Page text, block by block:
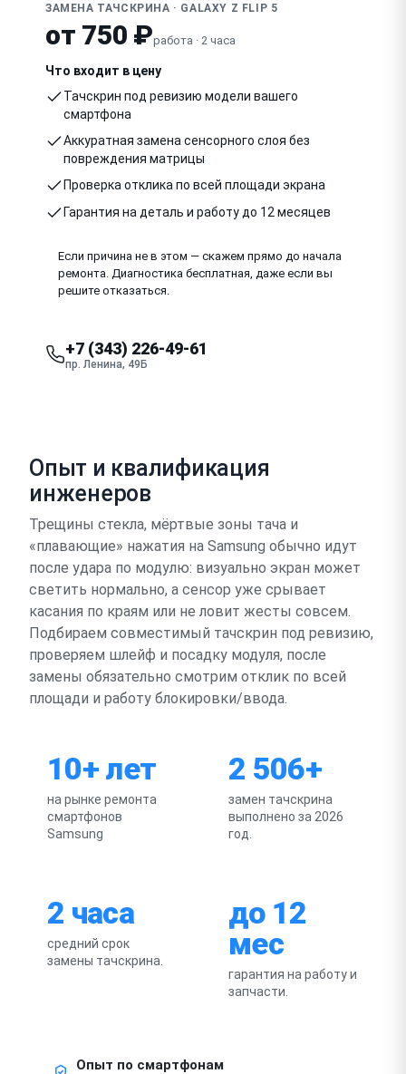
ЗАМЕНА ТАЧСКРИНА · GALAXY Z FLIP 5
от 750 ₽работа · 2 часа
Что входит в цену
Тачскрин под ревизию модели вашего
смартфона
Аккуратная замена сенсорного слоя без
повреждения матрицы
Проверка отклика по всей площади экрана
Гарантия на деталь и работу до 12 месяцев
Если причина не в этом — скажем прямо до начала
ремонта. Диагностика бесплатная, даже если вы
решите отказаться.
+7 (343) 226-49-61
пр. Ленина, 49Б
Опыт и квалификация
инженеров
Трещины стекла, мёртвые зоны тача и
«плавающие» нажатия на Samsung обычно идут
после удара по модулю: визуально экран может
светить нормально, а сенсор уже срывает
касания по краям или не ловит жесты совсем.
Подбираем совместимый тачскрин под ревизию,
проверяем шлейф и посадку модуля, после
замены обязательно смотрим отклик по всей
площади и работу блокировки/ввода.
10+ лет
на рынке ремонта
смартфонов
Samsung
2 506+
замен тачскрина
выполнено за 2026
год.
2 часа
средний срок
замены тачскрина.
до 12
мес
гарантия на работу и
запчасти.
Опыт по смартфонам